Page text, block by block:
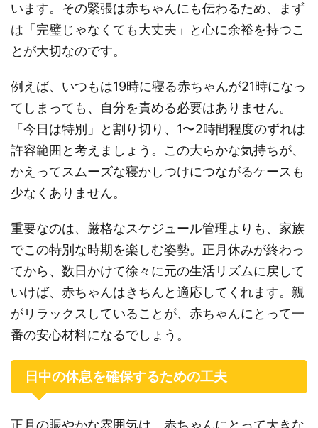
います。その緊張は赤ちゃんにも伝わるため、まず
は「完璧じゃなくても大丈夫」と心に余裕を持つこ
とが大切なのです。
例えば、いつもは19時に寝る赤ちゃんが21時になっ
てしまっても、自分を責める必要はありません。
「今日は特別」と割り切り、1〜2時間程度のずれは
許容範囲と考えましょう。この大らかな気持ちが、
かえってスムーズな寝かしつけにつながるケースも
少なくありません。
重要なのは、厳格なスケジュール管理よりも、家族
でこの特別な時期を楽しむ姿勢。正月休みが終わっ
てから、数日かけて徐々に元の生活リズムに戻して
いけば、赤ちゃんはきちんと適応してくれます。親
がリラックスしていることが、赤ちゃんにとって一
番の安心材料になるでしょう。
日中の休息を確保するための工夫
正月の賑やかな雰囲気は、赤ちゃんにとって大きな